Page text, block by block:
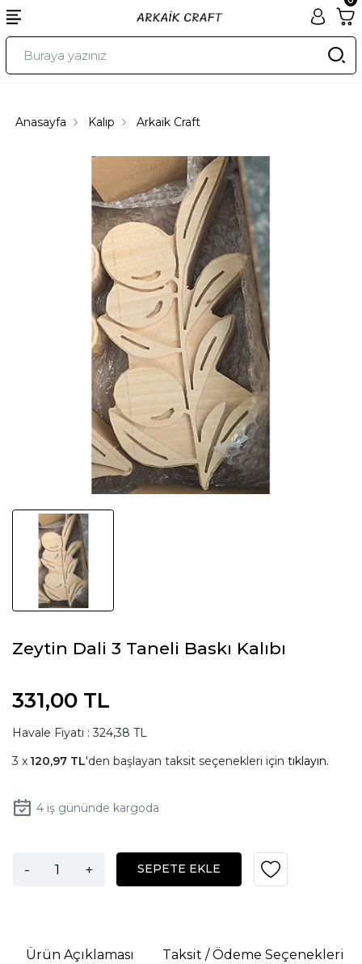
Anasayfa Kalıp Arkaik Craft
Zeytin Dali 3 Taneli Baskı Kalıbı
331,00 TL
Havale Fiyatı : 324,38 TL
120,97 TL'den başlayan taksit seçenekleri için tıklayın.
4iş gününde kargoda
- + SEPETE EKLE
Ürün Açıklaması Taksit / Ödeme Seçenekleri